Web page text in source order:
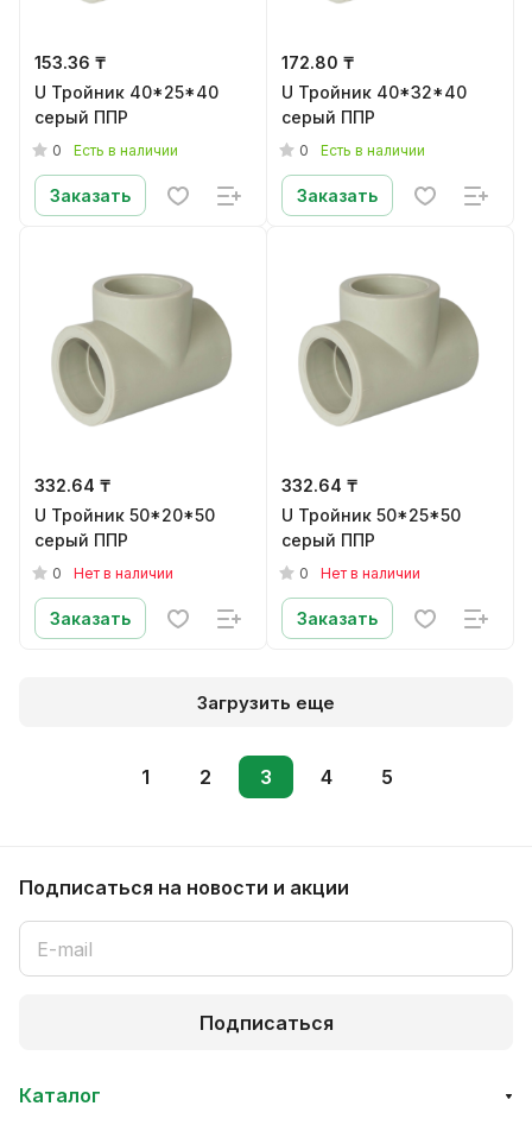
153.36 ₸
U Тройник 40*25*40
серый ППР
0 Есть в наличии
Заказать
172.80 ₸
U Тройник 40*32*40
серый ППР
0 Есть в наличии
Заказать
332.64 ₸
U Тройник 50*20*50
серый ППР
0 Нет в наличии
Заказать
332.64 ₸
U Тройник 50*25*50
серый ППР
0 Нет в наличии
Заказать
Загрузить еще
1 2 3 4 5
Подписаться на новости и акции
Подписаться
Каталог